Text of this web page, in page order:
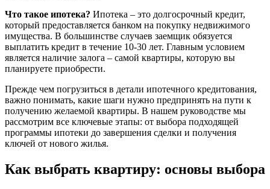
Что такое ипотека? Ипотека – это долгосрочный кредит,
который предоставляется банком на покупку недвижимого
имущества. В большинстве случаев заемщик обязуется
выплатить кредит в течение 10-30 лет. Главным условием
является наличие залога – самой квартиры, которую вы
планируете приобрести.
Прежде чем погрузиться в детали ипотечного кредитования,
важно понимать, какие шаги нужно предпринять на пути к
получению желаемой квартиры. В нашем руководстве мы
рассмотрим все ключевые этапы: от выбора подходящей
программы ипотеки до завершения сделки и получения
ключей от нового жилья.
Как выбрать квартиру: основы выбора